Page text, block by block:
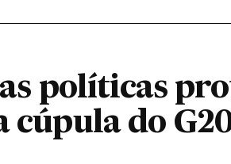
políticas
cúpula do